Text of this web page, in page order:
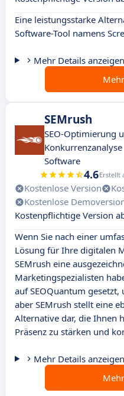
Eine leistungsstarke
Software-Tool namens
Mehr Details anzeigen
SEMrush
SEO-Optimierung
Konkurrenzanalyse
Software
4.6Erstellt
Kostenlose Version
Kostenlose
Kostenpflichtige Version
Wenn Sie nach einer
Lösung für Ihre digitalen
SEMrush eine
Marketingspezialisten
auf SEOQuantum
aber SEMrush stellt eine
Alternative dar, die Ihnen
Präsenz zu stärken und
Mehr Details anzeigen